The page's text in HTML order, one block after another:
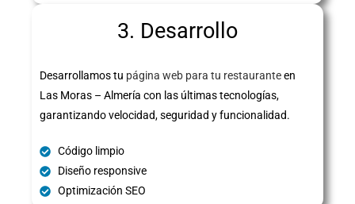
3. Desarrollo
Desarrollamos tu página web para tu restauranteen
Las Moras – Almería con las últimas tecnologías,
garantizando velocidad, seguridad y funcionalidad.
Código limpio
Diseño responsive
Optimización SEO